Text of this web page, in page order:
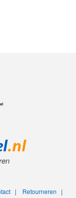
| Retourneren |